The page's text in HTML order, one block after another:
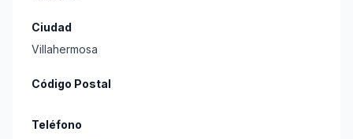
Ciudad
Villahermosa
Código Postal
Teléfono